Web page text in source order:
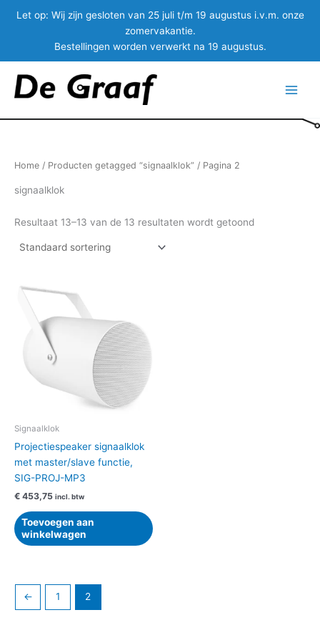
Let op: Wij zijn gesloten van 25 juli t/m 19 augustus i.v.m. onze
zomervakantie.
Bestellingen worden verwerkt na 19 augustus.
naar
Menu
Home / Producten getagged “signaalklok” / Pagina 2
signaalklok
Resultaat 13–13 van de 13 resultaten wordt getoond
Signaalklok
Projectiespeaker signaalklok
met master/slave functie,
SIG-PROJ-MP3
€ 453,75 incl. btw
Toevoegen aan
winkelwagen
← 1 2